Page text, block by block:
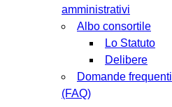
amministrativi
Albo consortile
Lo Statuto
Delibere
Domande frequenti
(FAQ)